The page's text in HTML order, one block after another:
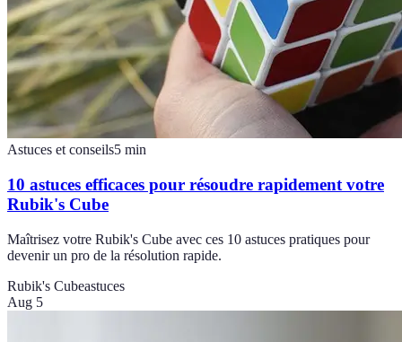
Astuces et conseils5 min
10 astuces efficaces pour résoudre rapidement votre
Rubik's Cube
Maîtrisez votre Rubik's Cube avec ces 10 astuces pratiques pour
devenir un pro de la résolution rapide.
Rubik's Cubeastuces
Aug 5